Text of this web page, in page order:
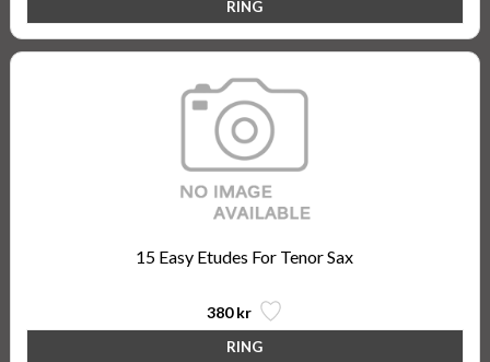
15 Easy Etudes For Tenor Sax
380 kr